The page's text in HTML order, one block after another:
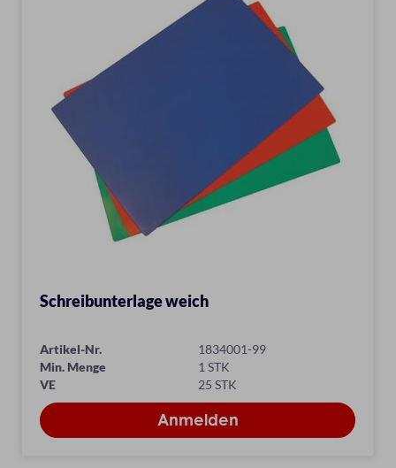
Schreibunterlage weich
Artikel-Nr.
1834001-99
Min. Menge
1 STK
VE
25 STK